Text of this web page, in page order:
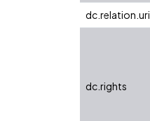
dc.relation.uri
dc.rights